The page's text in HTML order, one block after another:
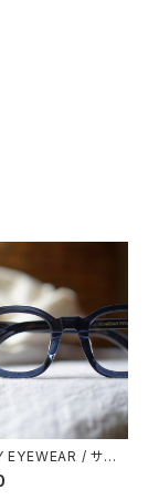
EYEWEAR / サム
ン SD-002 正視